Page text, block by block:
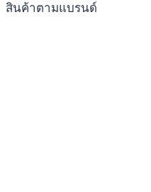
สินค้าตามแบรนด์